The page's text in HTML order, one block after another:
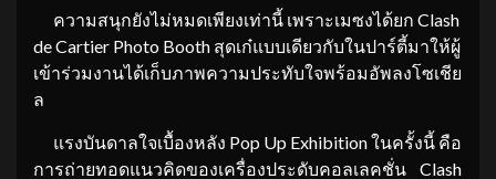
ความสนุกยังไม่หมดเพียงเท่านี้ เพราะเมซงได้ยก Clash
de Cartier Photo Booth สุดเก๋แบบเดียวกับในปาร์ตี้มาให้ผู้
เข้าร่วมงานได้เก็บภาพความประทับใจพร้อมอัพลงโซเชีย
ล
แรงบันดาลใจเบื้องหลัง Pop Up Exhibition ในครั้งนี้ คือ
การถ่ายทอดแนวคิดของเครื่องประดับคอลเลคชั่น Clash